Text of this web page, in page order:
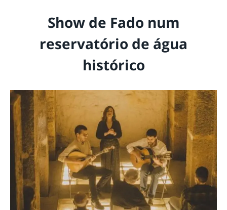
Show de Fado num
reservatório de água
histórico